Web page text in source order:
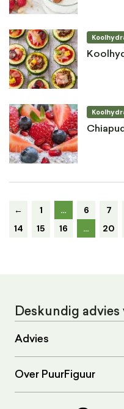
← 1 … 6 7
14
15 16 … 20
Deskundig
Advies
Over PuurFiguur